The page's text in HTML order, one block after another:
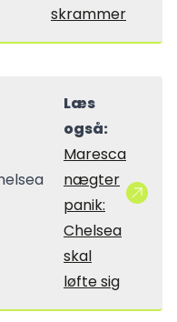
skrammer
Læs
også:
Maresca
nægter
panik:
Chelsea
skal
løfte sig